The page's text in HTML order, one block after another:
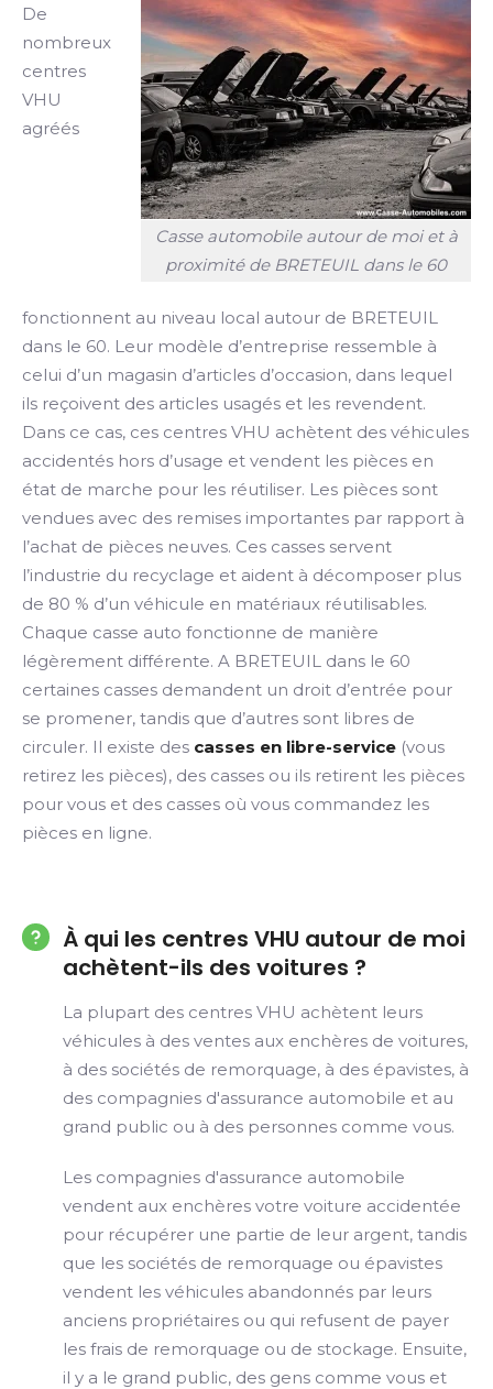
Casse automobile autour de moi et à
proximité de BRETEUIL dans le 60
De
nombreux
centres
VHU
agréés
fonctionnent au niveau local autour de BRETEUIL
dans le 60. Leur modèle d’entreprise ressemble à
celui d’un magasin d’articles d’occasion, dans lequel
ils reçoivent des articles usagés et les revendent.
Dans ce cas, ces centres VHU achètent des véhicules
accidentés hors d’usage et vendent les pièces en
état de marche pour les réutiliser. Les pièces sont
vendues avec des remises importantes par rapport à
l’achat de pièces neuves. Ces casses servent
l’industrie du recyclage et aident à décomposer plus
de 80 % d’un véhicule en matériaux réutilisables.
Chaque casse auto fonctionne de manière
légèrement différente. A BRETEUIL dans le 60
certaines casses demandent un droit d’entrée pour
se promener, tandis que d’autres sont libres de
circuler. Il existe des casses en libre-service (vous
retirez les pièces), des casses ou ils retirent les pièces
pour vous et des casses où vous commandez les
pièces en ligne.
À qui les centres VHU autour de moi
achètent-ils des voitures ?
La plupart des centres VHU achètent leurs
véhicules à des ventes aux enchères de voitures,
à des sociétés de remorquage, à des épavistes, à
des compagnies d'assurance automobile et au
grand public ou à des personnes comme vous.
Les compagnies d'assurance automobile
vendent aux enchères votre voiture accidentée
pour récupérer une partie de leur argent, tandis
que les sociétés de remorquage ou épavistes
vendent les véhicules abandonnés par leurs
anciens propriétaires ou qui refusent de payer
les frais de remorquage ou de stockage. Ensuite,
il y a le grand public, des gens comme vous et